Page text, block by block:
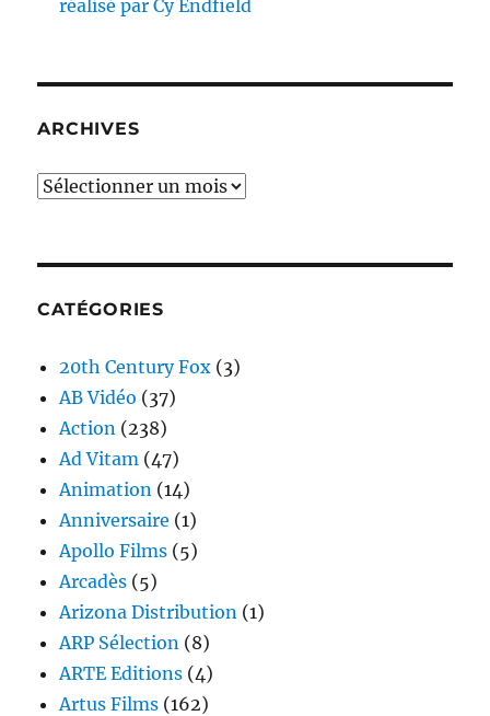
réalisé par Cy Endfield
ARCHIVES
Archives
CATÉGORIES
20th Century Fox (3)
AB Vidéo (37)
Action (238)
Ad Vitam (47)
Animation (14)
Anniversaire (1)
Apollo Films (5)
Arcadès (5)
Arizona Distribution (1)
ARP Sélection (8)
ARTE Editions (4)
Artus Films (162)